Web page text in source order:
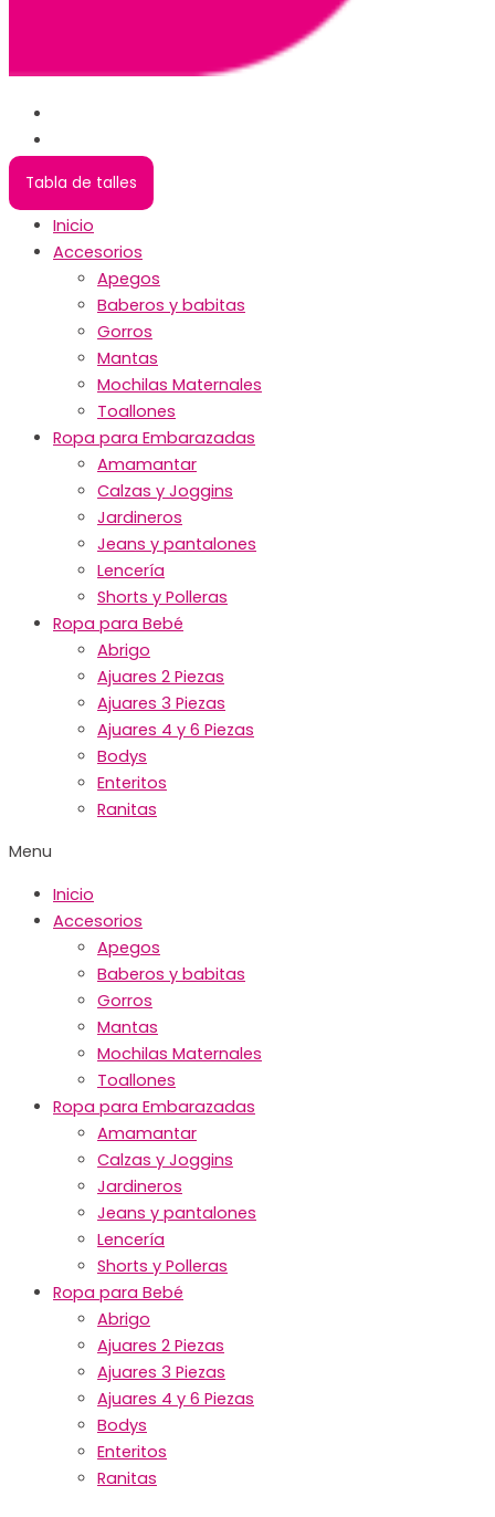
Tabla de talles
Inicio
Accesorios
Apegos
Baberos y babitas
Gorros
Mantas
Mochilas Maternales
Toallones
Ropa para Embarazadas
Amamantar
Calzas y Joggins
Jardineros
Jeans y pantalones
Lencería
Shorts y Polleras
Ropa para Bebé
Abrigo
Ajuares 2 Piezas
Ajuares 3 Piezas
Ajuares 4 y 6 Piezas
Bodys
Enteritos
Ranitas
Menu
Inicio
Accesorios
Apegos
Baberos y babitas
Gorros
Mantas
Mochilas Maternales
Toallones
Ropa para Embarazadas
Amamantar
Calzas y Joggins
Jardineros
Jeans y pantalones
Lencería
Shorts y Polleras
Ropa para Bebé
Abrigo
Ajuares 2 Piezas
Ajuares 3 Piezas
Ajuares 4 y 6 Piezas
Bodys
Enteritos
Ranitas